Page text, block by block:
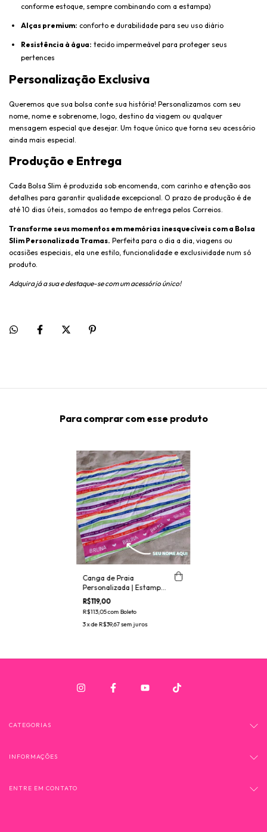
conforme estoque, sempre combinando com a estampa)
Alças premium: conforto e durabilidade para seu uso diário
Resistência à água: tecido impermeável para proteger seus
pertences
Personalização Exclusiva
Queremos que sua bolsa conte sua história! Personalizamos com seu
nome, nome e sobrenome, logo, destino da viagem ou qualquer
mensagem especial que desejar. Um toque único que torna seu acessório
ainda mais especial.
Produção e Entrega
Cada Bolsa Slim é produzida sob encomenda, com carinho e atenção aos
detalhes para garantir qualidade excepcional. O prazo de produção é de
até 10 dias úteis, somados ao tempo de entrega pelos Correios.
Transforme seus momentos em memórias inesquecíveis com a Bolsa
Slim Personalizada Tramas. Perfeita para o dia a dia, viagens ou
ocasiões especiais, ela une estilo, funcionalidade e exclusividade num só
produto.
Adquira já a sua e destaque-se com um acessório único!
Para comprar com esse produto
Canga de Praia
Personalizada | Estampa
Fitinhas
R$119,00
R$113,05com Boleto
3x deR$39,67sem juros
CATEGORIAS
INFORMAÇÕES
ENTRE EM CONTATO